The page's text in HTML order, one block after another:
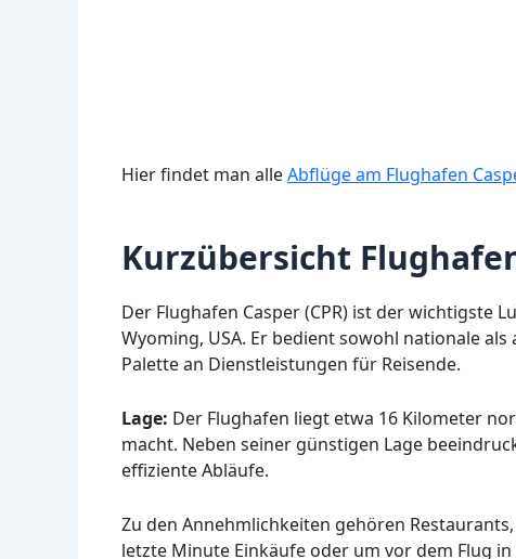
Hier findet man alleAbflüge am Flughafen
Kurzübersicht
Der Flughafen Casper (CPR) ist der wichtigste
Wyoming, USA. Er bedient sowohl nationale
Palette an Dienstleistungen für Reisende.
Lage: Der Flughafen liegt etwa 16 Kilometer
macht. Neben seiner günstigen Lage
effiziente Abläufe.
Zu den Annehmlichkeiten gehören
letzte Minute Einkäufe oder um vor dem Flug